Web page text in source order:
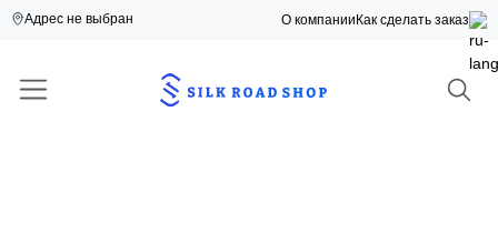
Адрес не выбран О компании Как сделать заказ